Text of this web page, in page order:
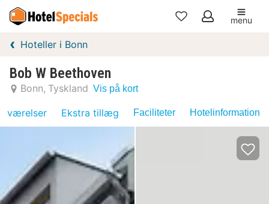
Mine
menu
Hoteller i Bonn
Bob W Beethoven
Bonn Tyskland Vis på kort
værelser Ekstra tillæg Faciliteter Hotelinformation